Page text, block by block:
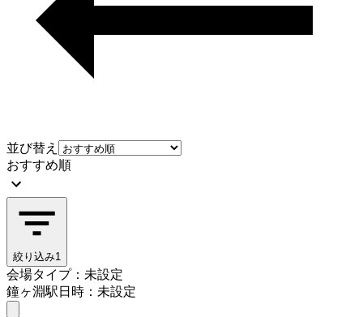
並び替え
おすすめ順
絞り込み1
会場タイプ：未設定
鐘ヶ淵駅日時：未設定